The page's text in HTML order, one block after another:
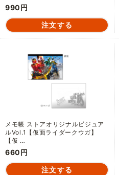
990円
メモ帳 ストアオリジナルビジュア
ルVol.1【仮面ライダークウガ】
【仮 …
660円